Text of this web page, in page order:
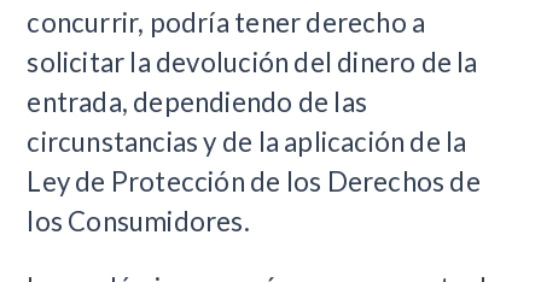
concurrir, podría tener derecho a
solicitar la devolución del dinero de la
entrada, dependiendo de las
circunstancias y de la aplicación de la
Ley de Protección de los Derechos de
los Consumidores.